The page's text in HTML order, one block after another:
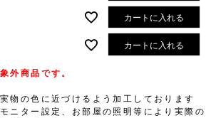
カートに入れる
カートに入れる
外商品です。
物の色に近づけるよう加工しております
ニター設定、お部屋の照明等により実際の